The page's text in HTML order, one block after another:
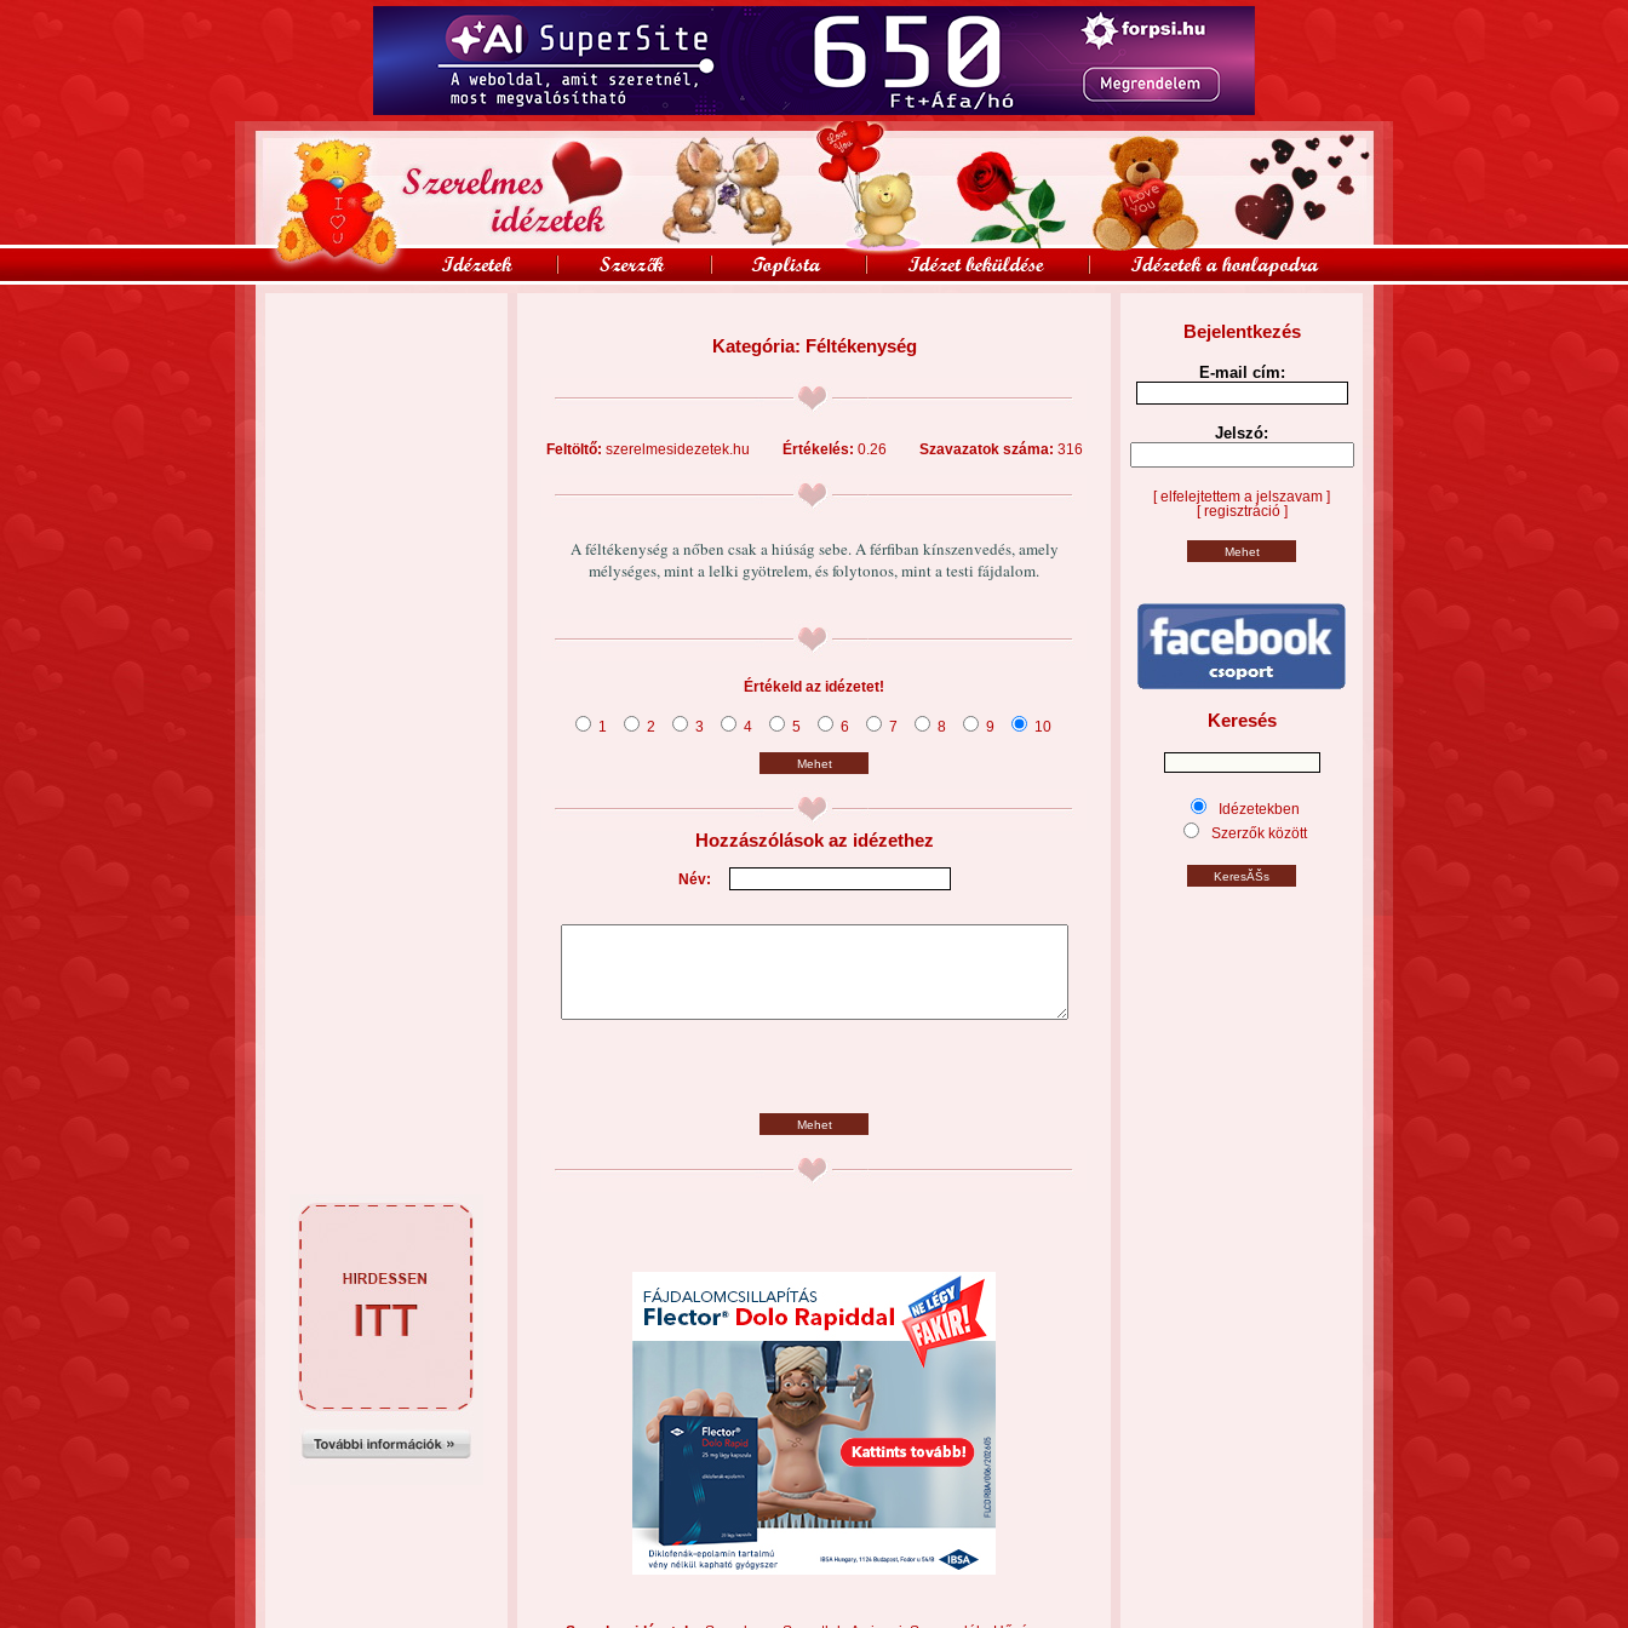
Kategória: Féltékenység
Feltöltő: szerelmesidezetek.hu Értékelés: 0.26 Szavazatok száma: 316
A féltékenység a nőben csak a hiúság sebe. A férfiban kínszenvedés, amely
mélységes, mint a lelki gyötrelem, és folytonos, mint a testi fájdalom.
Értékeld az idézetet!
1 2 3 4 5 6 7 8 9 10
Mehet
Hozzászólások az idézethez
Név:
Mehet
Bejelentkezés
E-mail cím:
Jelszó:
[ elfelejtettem a jelszavam ]
[ regisztráció ]
Keresés
Idézetekben
Szerzők között